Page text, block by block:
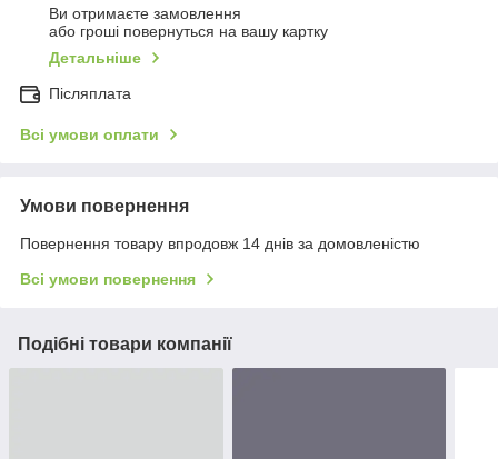
Ви отримаєте замовлення
або гроші повернуться на вашу картку
Детальніше
Післяплата
Всі умови оплати
Умови повернення
Повернення товару впродовж 14 днів за домовленістю
Всі умови повернення
Подібні товари компанії